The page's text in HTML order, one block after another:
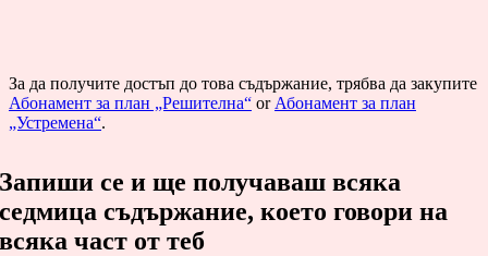
За да получите достъп до това съдържание, трябва да закупите
Абонамент за план „Решителна“ or Абонамент за план
„Устремена“.
Запиши се и ще получаваш всяка
седмица съдържание, което говори на
всяка част от теб